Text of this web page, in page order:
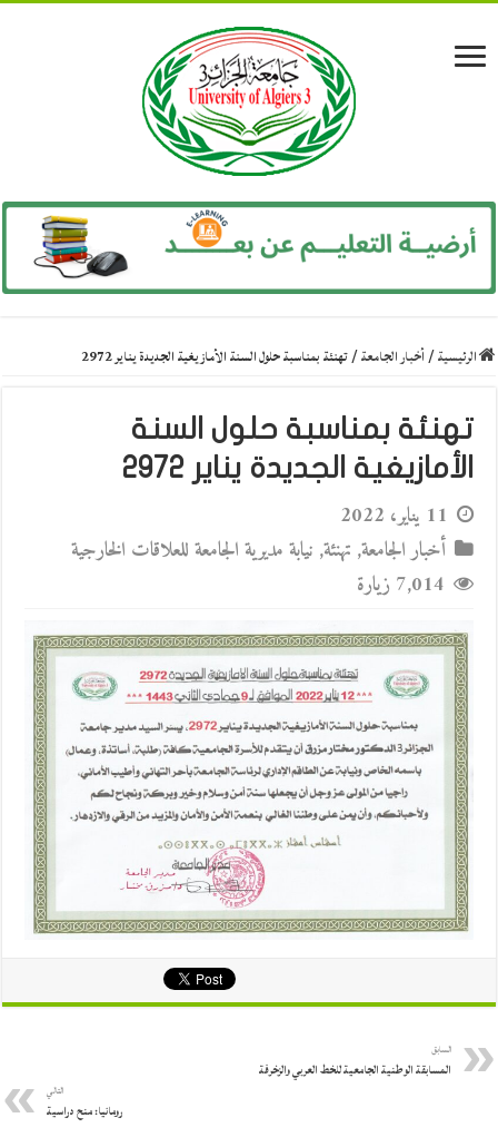
الرئيسية/أخبار الجامعة/تهنئة بمناسبة حلول السنة الأمازيغية الجديدة يناير 2972
تهنئة بمناسبة حلول السنة
الأمازيغية الجديدة يناير 2972
11 يناير، 2022
أخبار الجامعة, تهنئة, نيابة مديرية الجامعة للعلاقات الخارجية
7,014 زيارة
السابق
المسابقة الوطنية الجامعية للخط العربي والزخرفة
التالي
رومانيا: منح دراسية